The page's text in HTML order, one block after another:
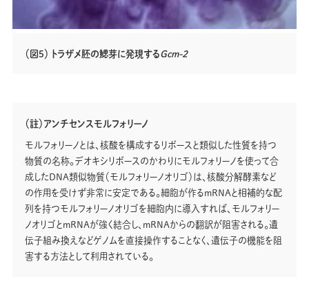
（図5） トラザメ胚の鰓芽に発現するGcm-2
（註）アンチセンスモルフォリーノ
モルフォリーノとは、核酸を構成するリボースと類似した性質を持つ
物質の名称。デオキシリボースのかわりにモルフォリーノを使って合
成したＤＮＡ類似物質（モルフォリーノオリゴ）は、核酸分解酵素など
の作用を受けず非常に安定である。細胞が作るｍＲＮＡと相補的な配
列を持つモルフォリーノオリゴを細胞内に導入すれば、モルフォリー
ノオリゴとｍＲＮＡが強く結合し、ｍＲＮＡからの翻訳が阻害される。遺
伝子組み換えなどゲノムを直接操作することなく、遺伝子の機能を阻
害する方法として利用されている。